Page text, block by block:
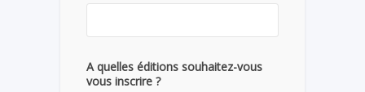
A quelles éditions souhaitez-vous
vous inscrire ?